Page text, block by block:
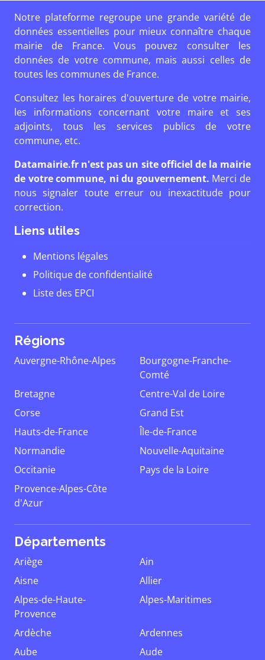
Notre plateforme regroupe une grande variété de
données essentielles pour mieux connaître chaque
mairie de France. Vous pouvez consulter les
données de votre commune, mais aussi celles de
toutes les communes de France.
Consultez les horaires d'ouverture de votre mairie,
les informations concernant votre maire et ses
adjoints, tous les services publics de votre
commune, etc.
Datamairie.fr n'est pas un site officiel de la mairie
de votre commune, ni du gouvernement. Merci de
nous signaler toute erreur ou inexactitude pour
correction.
Liens utiles
Mentions légales
Politique de confidentialité
Liste des EPCI
Régions
Auvergne-Rhône-Alpes
Bourgogne-Franche-
Comté
Bretagne
Centre-Val de Loire
Corse
Grand Est
Hauts-de-France
Île-de-France
Normandie
Nouvelle-Aquitaine
Occitanie
Pays de la Loire
Provence-Alpes-Côte
d'Azur
Départements
Ariège
Ain
Aisne
Allier
Alpes-de-Haute-
Provence
Alpes-Maritimes
Ardèche
Ardennes
Aube
Aude